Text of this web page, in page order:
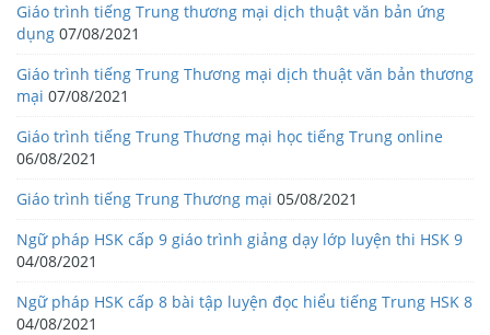
Giáo trình tiếng Trung thương mại dịch thuật văn bản ứng
dụng 07/08/2021
Giáo trình tiếng Trung Thương mại dịch thuật văn bản thương
mại 07/08/2021
Giáo trình tiếng Trung Thương mại học tiếng Trung online
06/08/2021
Giáo trình tiếng Trung Thương mại 05/08/2021
Ngữ pháp HSK cấp 9 giáo trình giảng dạy lớp luyện thi HSK 9
04/08/2021
Ngữ pháp HSK cấp 8 bài tập luyện đọc hiểu tiếng Trung HSK 8
04/08/2021